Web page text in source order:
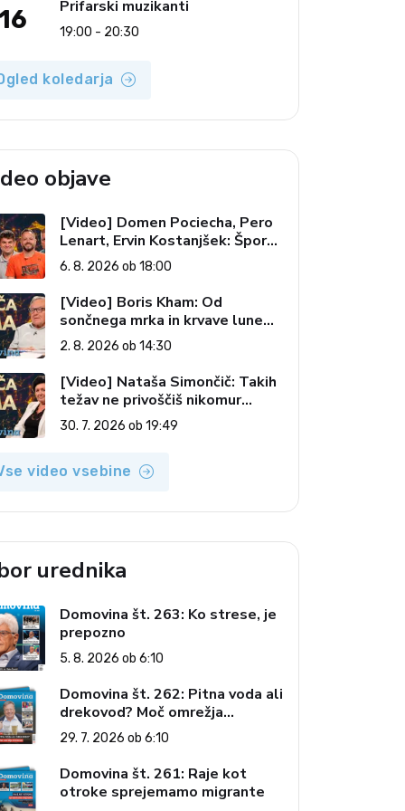
Prifarski muzikanti
19:00 - 20:30
koledarja
objave
[Video] Domen Pociecha, Pero
Lenart, Ervin Kostanjšek: Šport
specialcev (Vroča tema, 6. 8.
2026)
6. 8. 2026 ob 18:00
[Video] Boris Kham: Od
sončnega mrka in krvave lune
do slovenskih pečatov v vesolju
(Vroča tema, 2. 8. 2026)
2. 8. 2026 ob 14:30
[Video] Nataša Simončič: Takih
težav ne privoščiš nikomur
(Vroča tema, 30. 7. 2026)
30. 7. 2026 ob 19:49
video vsebine
urednika
Domovina št. 263: Ko strese, je
prepozno
5. 8. 2026 ob 6:10
Domovina št. 262: Pitna voda ali
drekovod? Moč omrežja
interesov
29. 7. 2026 ob 6:10
Domovina št. 261: Raje kot
otroke sprejemamo migrante